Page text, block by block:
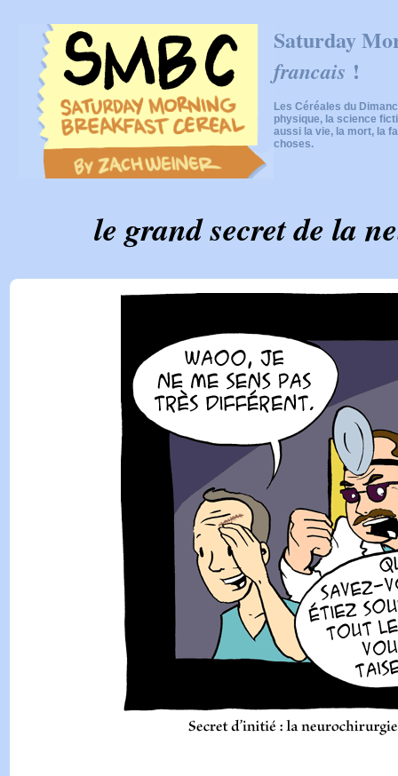
Saturday
francais !
Les Céréales du
physique, la science
aussi la vie, la mort, la
choses.
le grand secret de la